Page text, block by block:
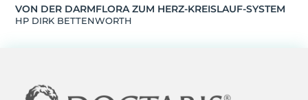
VON DER DARMFLORA ZUM HERZ-KREISLAUF-SYSTEM
HP DIRK BETTENWORTH